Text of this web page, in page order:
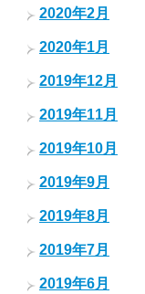
2020年2月
2020年1月
2019年12月
2019年11月
2019年10月
2019年9月
2019年8月
2019年7月
2019年6月